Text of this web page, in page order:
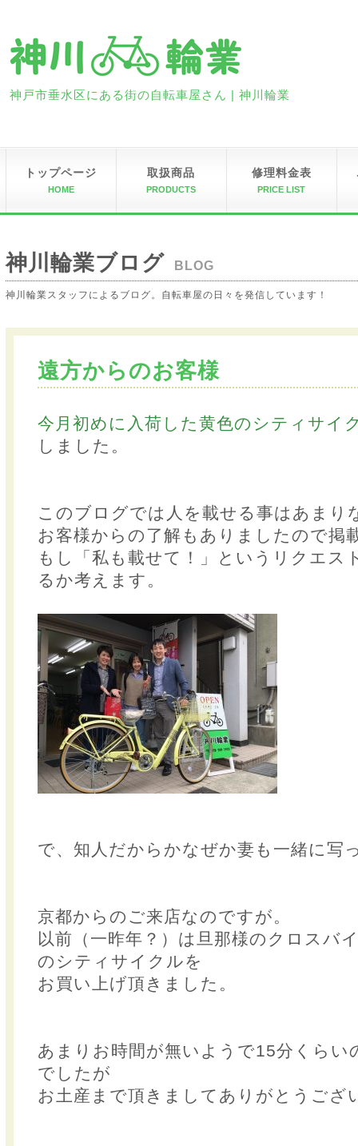
神戸市垂水区にある街の自転車屋さん | 神川輪業
トップページ
HOME
取扱商品
PRODUCTS
修理料金表
PRICE LIST
神川輪業ブログ BLOG
神川輪業スタッフによるブログ。自転車屋の日々を発信しています！
遠方からのお客様
今月初めに入荷した黄色のシティサイ
しました。
このブログでは人を載せる事はあまり
お客様からの了解もありましたので掲
もし「私も載せて！」というリクエス
るか考えます。
で、知人だからかなぜか妻も一緒に写
京都からのご来店なのですが。
以前（一昨年？）は旦那様のクロスバ
のシティサイクルを
お買い上げ頂きました。
あまりお時間が無いようで15分くらい
でしたが
お土産まで頂きましてありがとうござ